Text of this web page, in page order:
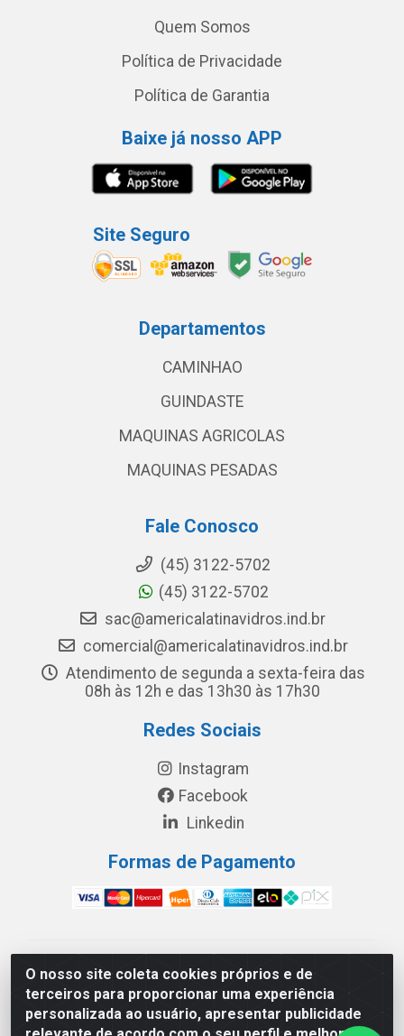
O nosso site coleta cookies próprios e de
terceiros para proporcionar uma experiência
personalizada ao usuário, apresentar publicidade
Quem Somos
Política de Privacidade
Política de Garantia
Baixe já nosso APP
Site Seguro
Departamentos
CAMINHAO
GUINDASTE
MAQUINAS AGRICOLAS
MAQUINAS PESADAS
Fale Conosco
(45) 3122-5702
(45) 3122-5702
sac@americalatinavidros.ind.br
comercial@americalatinavidros.ind.br
Atendimento de segunda a sexta-feira das
08h às 12h e das 13h30 às 17h30
Redes Sociais
Instagram
Facebook
Linkedin
Formas de Pagamento
América Latina Indústria e Comércio de Vidros LTDA -
CNPJ 19.813.045/0001-03 - Rua Carlos Drummond de
Andrade, 151 Núcleo Industrial III – Cascavel/PR - CEP
85.811-530